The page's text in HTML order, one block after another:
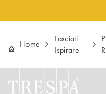
Home
Lasciati
Ispirare